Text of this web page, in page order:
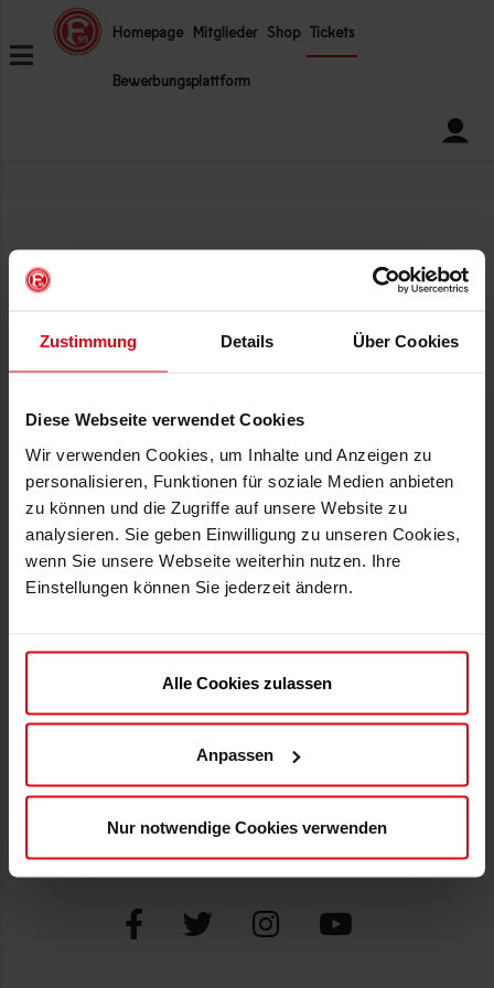
Zustimmung Details Über Cookies
Diese Webseite verwendet Cookies
Wir verwenden Cookies, um Inhalte und Anzeigen zu
personalisieren, Funktionen für soziale Medien anbieten
zu können und die Zugriffe auf unsere Website zu
analysieren. Sie geben Einwilligung zu unseren Cookies,
wenn Sie unsere Webseite weiterhin nutzen. Ihre
Einstellungen können Sie jederzeit ändern.
Alle Cookies zulassen
Anpassen
Nur notwendige Cookies verwenden
ZUM INHALT SPRINGEN
Homepage Mitglieder Shop Tickets
Bewerbungsplattform
INFOS
F95.de
Versand
HILFE
Datenschutz
Erklärung zur Barrierefreiheit
Mein Konto
FAQs